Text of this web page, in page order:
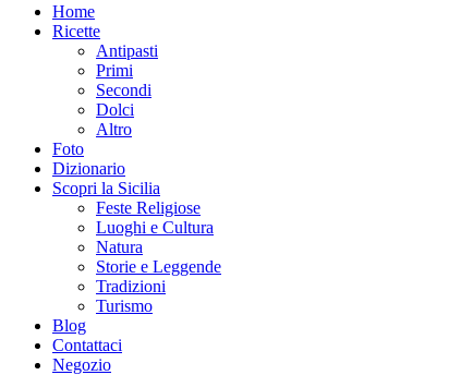
Home
Ricette
Antipasti
Primi
Secondi
Dolci
Altro
Foto
Dizionario
Scopri la Sicilia
Feste Religiose
Luoghi e Cultura
Natura
Storie e Leggende
Tradizioni
Turismo
Blog
Contattaci
Negozio